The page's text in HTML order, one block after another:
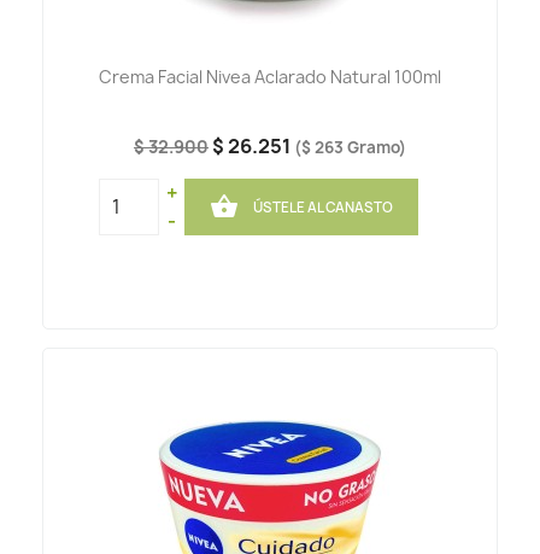
Crema Facial Nivea Aclarado Natural 100ml
$ 32.900 $ 26.251 ($ 263 Gramo)
+
-
 ÚSTELE AL CANASTO